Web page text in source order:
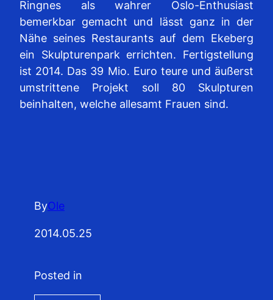
Ringnes als wahrer Oslo-Enthusiast
bemerkbar gemacht und lässt ganz in der
Nähe seines Restaurants auf dem Ekeberg
ein Skulpturenpark errichten. Fertigstellung
ist 2014. Das 39 Mio. Euro teure und äußerst
umstrittene Projekt soll 80 Skulpturen
beinhalten, welche allesamt Frauen sind.
ByOle
2014.05.25
Posted in